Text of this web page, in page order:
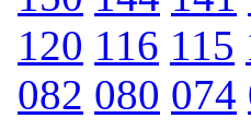
120 116 115
082 080 074